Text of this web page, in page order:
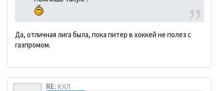
Да, отличная лига была, пока питер в хоккей не полез с
газпромом.
RE: КХЛ